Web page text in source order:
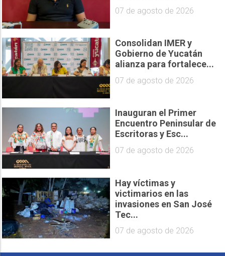
07 de agosto de 2026
Consolidan IMER y
Gobierno de Yucatán
alianza para fortalece...
07 de agosto de 2026
Inauguran el Primer
Encuentro Peninsular de
Escritoras y Esc...
07 de agosto de 2026
Hay víctimas y
victimarios en las
invasiones en San José
Tec...
07 de agosto de 2026